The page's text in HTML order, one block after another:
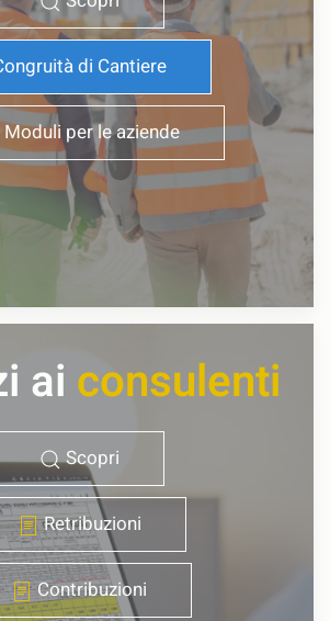
di Cantiere
Moduli per le aziende
ai consulenti
Scopri
Retribuzioni
Contribuzioni